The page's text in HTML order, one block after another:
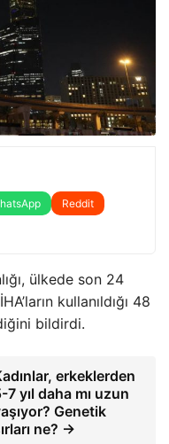
Reddit
ülkede son 24
kullanıldığı 48
bildirdi.
erkeklerden
7 yıl daha mı uzun
Genetik
ne? →